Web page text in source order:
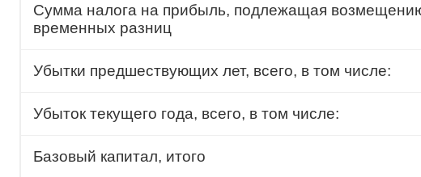
Сумма налога на прибыль, подлежащая
временных разниц
Убытки предшествующих лет, всего, в том числе:
Убыток текущего года, всего, в том числе:
Базовый капитал, итого